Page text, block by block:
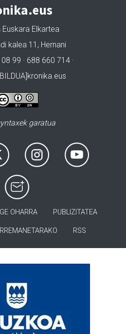
Euskara Elkartea
kalea 11, Hernani
99 · 688 660 714 ·
garatua
OHARRA PUBLIZITATEA
RSS